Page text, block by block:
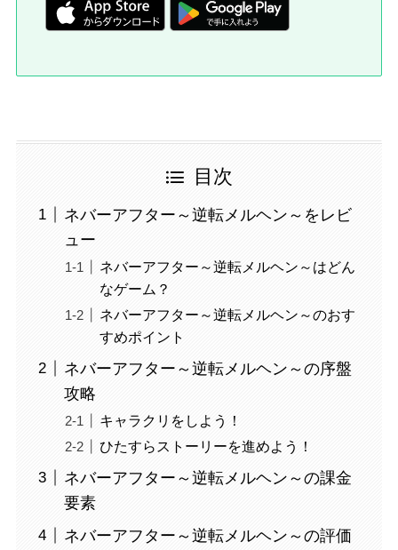
目次
ネバーアフター～逆転メルヘン～をレビ
ュー
ネバーアフター～逆転メルヘン～はどん
なゲーム？
ネバーアフター～逆転メルヘン～のおす
すめポイント
ネバーアフター～逆転メルヘン～の序盤
攻略
キャラクリをしよう！
ひたすらストーリーを進めよう！
ネバーアフター～逆転メルヘン～の課金
要素
ネバーアフター～逆転メルヘン～の評価